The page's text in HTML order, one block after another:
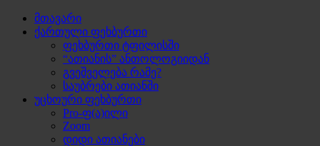
მთავარი
ქართული ფეხბურთი
ფეხბურთი ტფილისში
“ათიანის” ანთოლოგიიდან
გვეშველება რამე?
საუბრები ათიანში
უცხოური ფეხბურთი
Pro-ფ(ა)ილი
Zoom
დიდი ათიანები